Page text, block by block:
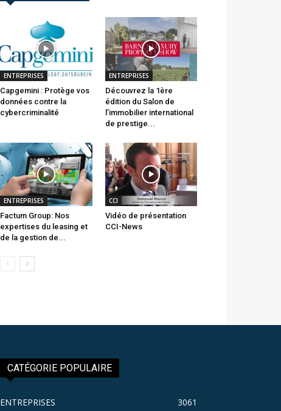
ENTREPRISES
Capgemini : Protège vos
données contre la
cybercriminalité
ENTREPRISES
Découvrez la 1ère
édition du Salon de
l’immobilier international
de prestige...
ENTREPRISES
Factum Group: Nos
expertises du leasing et
de la gestion de...
CCI
Vidéo de présentation
CCI-News
CATÉGORIE POPULAIRE
ENTREPRISES 3061